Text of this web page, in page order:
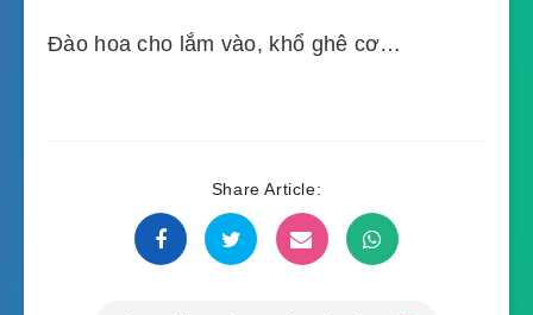
Đào hoa cho lắm vào, khổ ghê cơ…
Share Article: